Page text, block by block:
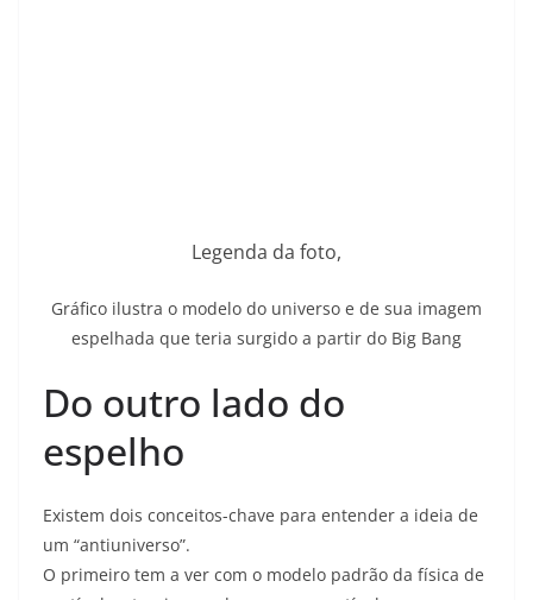
Legenda da foto,
Gráfico ilustra o modelo do universo e de sua imagem
espelhada que teria surgido a partir do Big Bang
Do outro lado do
espelho
Existem dois conceitos-chave para entender a ideia de
um “antiuniverso”.
O primeiro tem a ver com o modelo padrão da física de